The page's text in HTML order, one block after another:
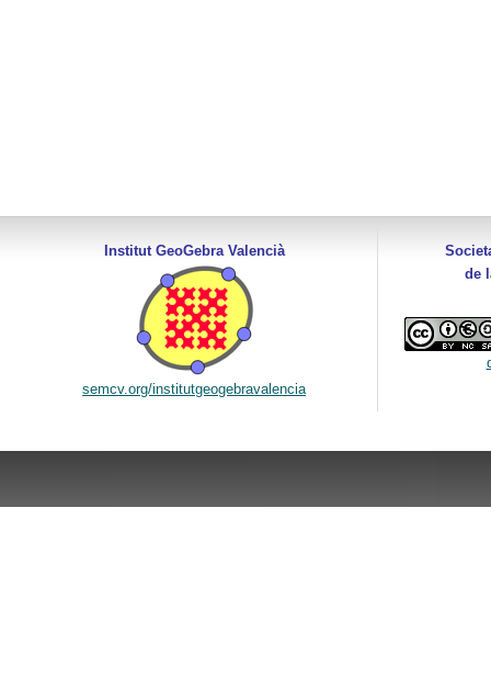
Institut GeoGebra Valencià
semcv.org/institutgeogebravalencia
de